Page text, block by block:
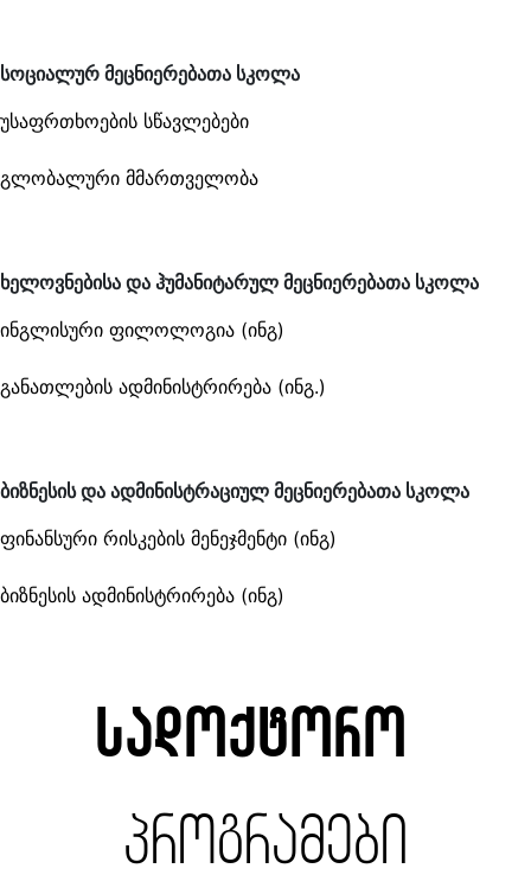
სოციალურ მეცნიერებათა სკოლა
უსაფრთხოების სწავლებები
გლობალური მმართველობა
ხელოვნებისა და ჰუმანიტარულ მეცნიერებათა სკოლა
ინგლისური ფილოლოგია (ინგ)
განათლების ადმინისტრირება (ინგ.)
ბიზნესის და ადმინისტრაციულ მეცნიერებათა სკოლა
ფინანსური რისკების მენეჯმენტი (ინგ)
ბიზნესის ადმინისტრირება (ინგ)
სადოქტორო
პროგრამები